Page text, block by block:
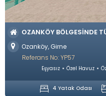
OZANKÖY BÖLGESINDE
Ozanköy, Girne
Referans No: YP57
Eşyasız Özel Havuz
4 Yatak Odası